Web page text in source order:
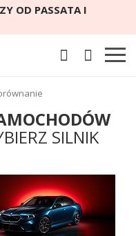
OD PASSATA I
SILNIK